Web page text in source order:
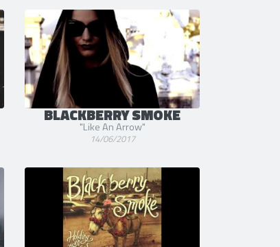
BLACKBERRY SMOKE
"Like An Arrow"
14/06/2017